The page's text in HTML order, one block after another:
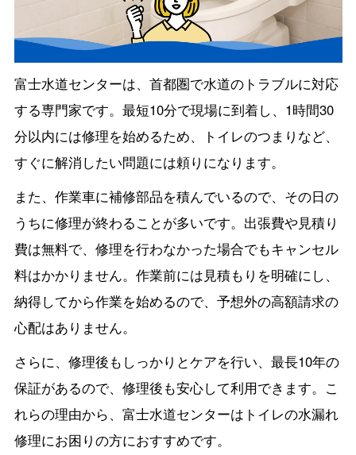
富士水道センターは、首都圏で水道のトラブルに対応
する専門家です。最短10分で現場に到着し、1時間30
分以内には修理を始めるため、トイレのつまりなど、
すぐに解消したい問題には頼りになります。
また、作業車に補修部品を積んでいるので、その日の
うちに修理が終わることが多いです。出張費や見積り
費は無料で、修理を行わなかった場合でもキャンセル
料はかかりません。作業前には見積もりを明確にし、
納得してから作業を始めるので、予想外の高額請求の
心配はありません。
さらに、修理後もしっかりとケアを行い、最長10年の
保証があるので、修理後も安心して利用できます。こ
れらの理由から、富士水道センターはトイレの水漏れ
修理にお困りの方におすすめです。